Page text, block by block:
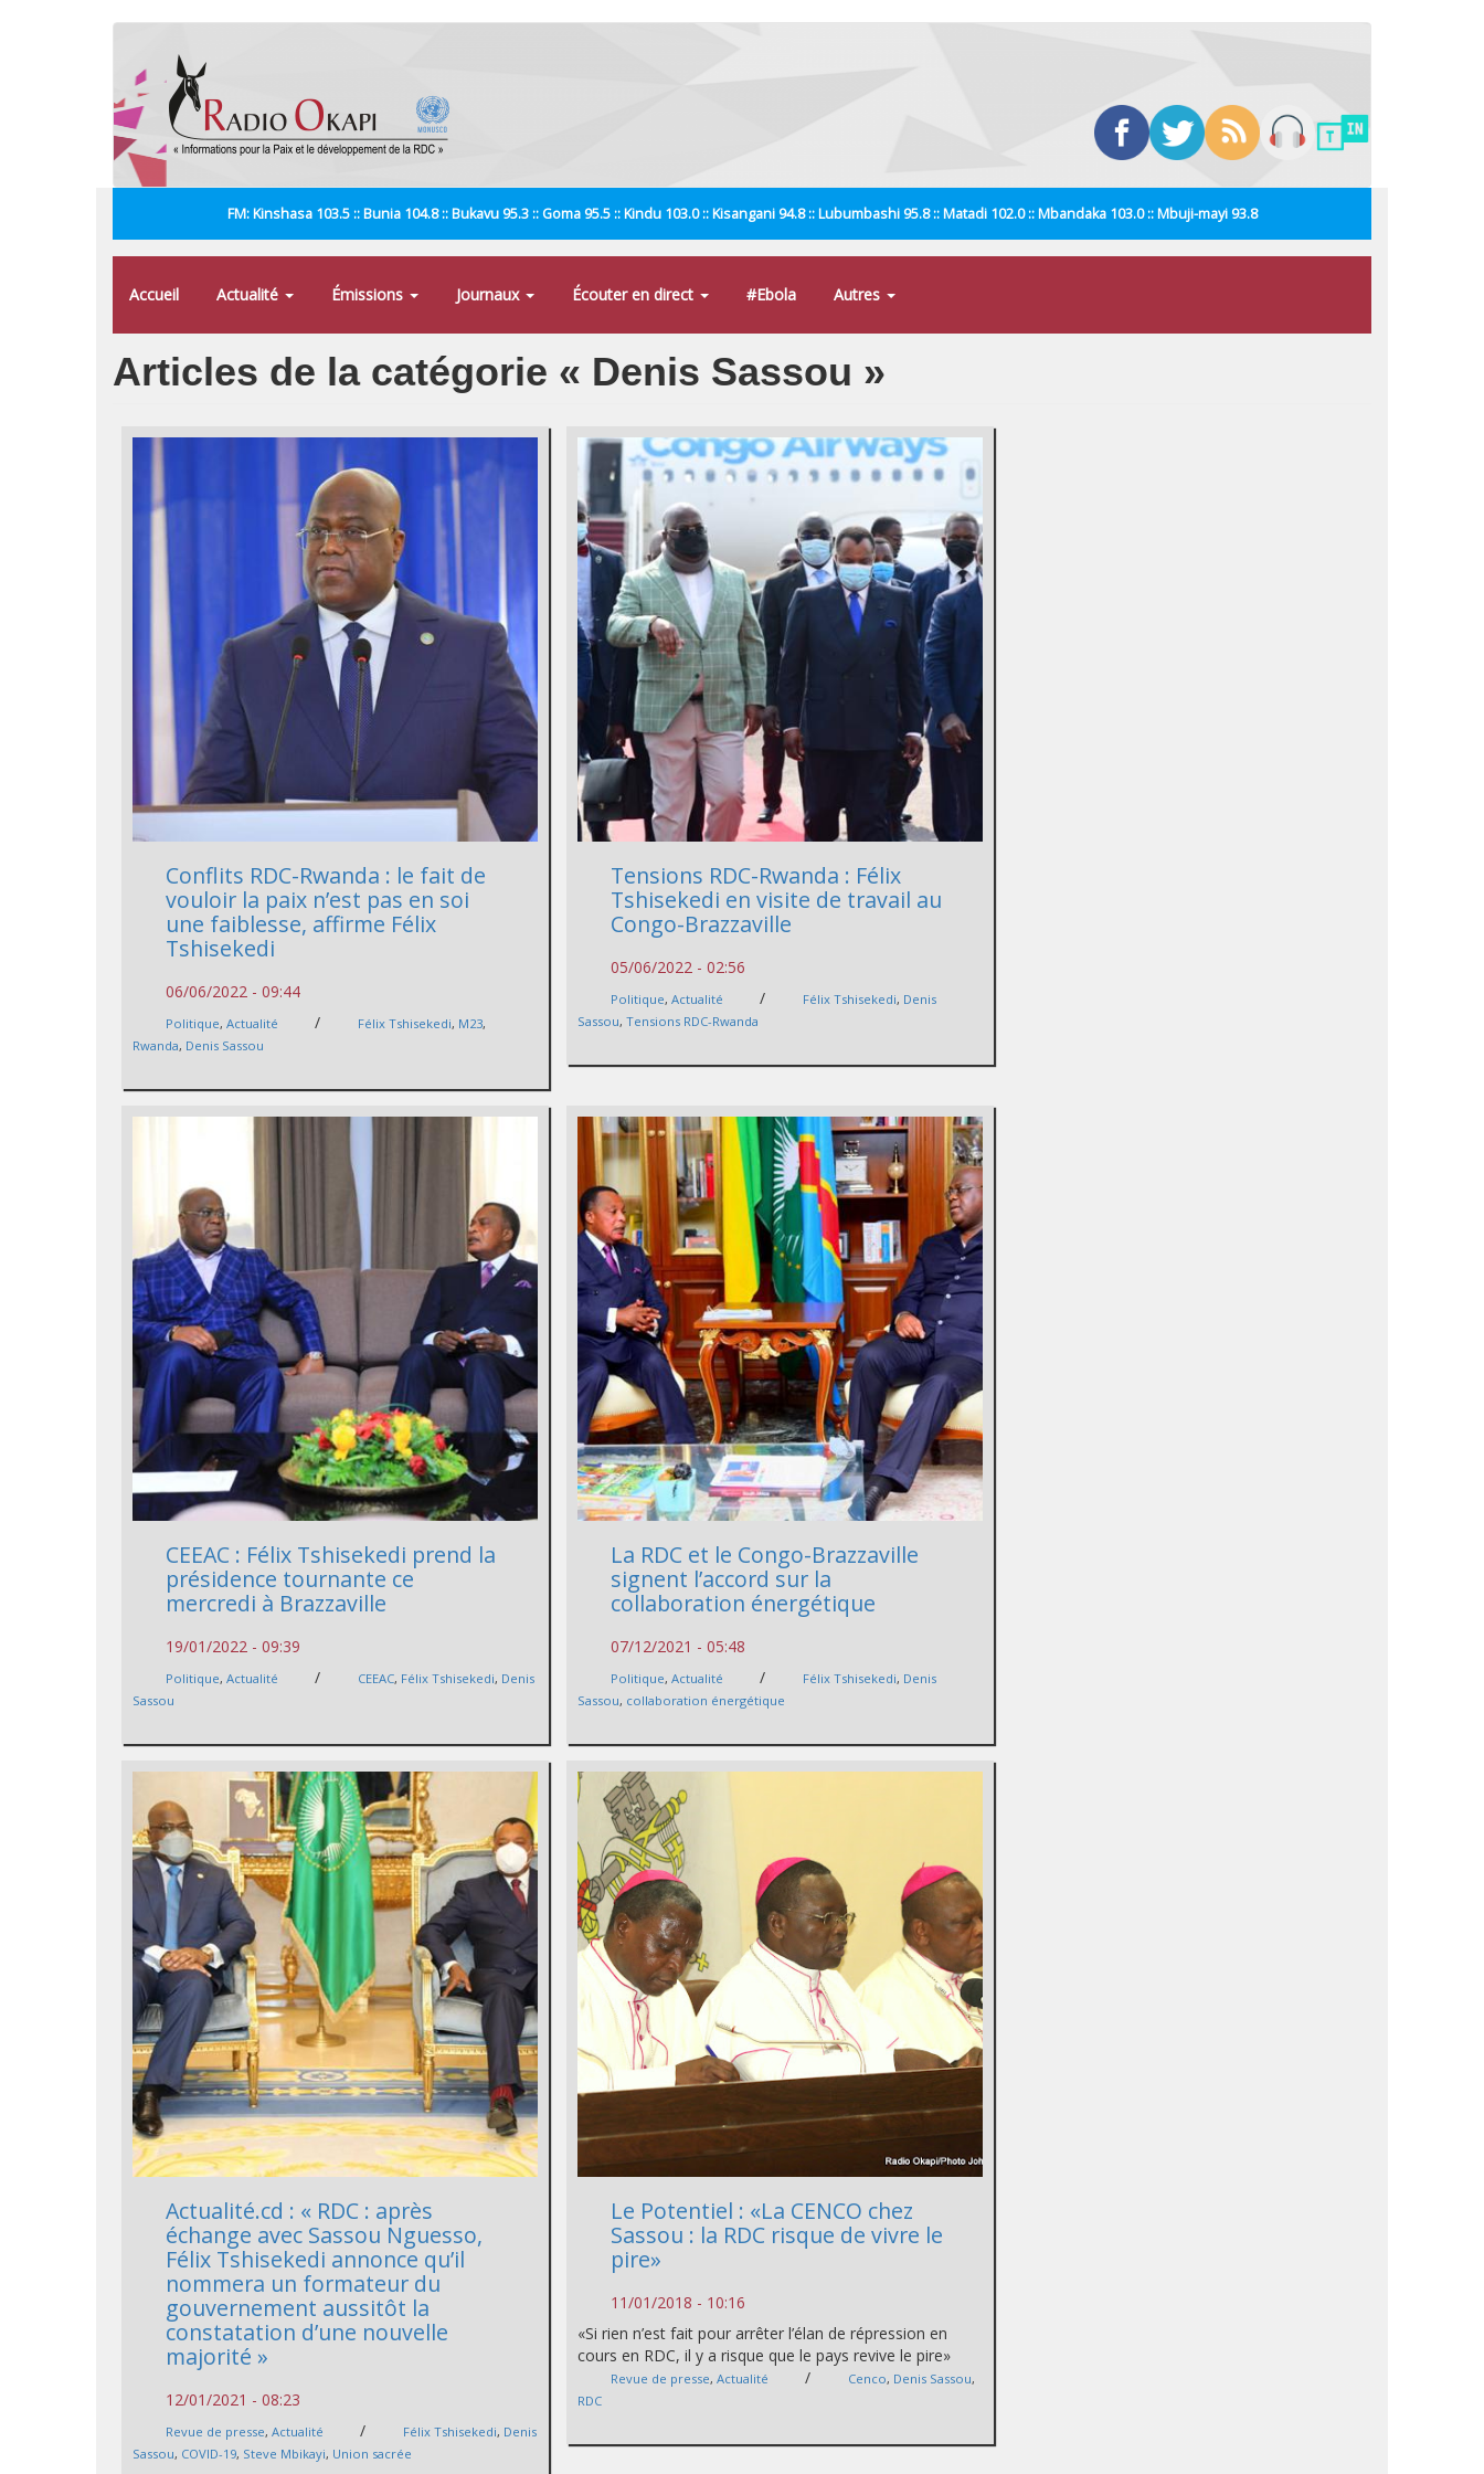
FM: Kinshasa 103.5 :: Bunia 104.8 :: Bukavu 95.3 :: Goma 95.5 :: Kindu 103.0 :: Kisangani 94.8 :: Lubumbashi 95.8 :: Matadi 102.0 :: Mbandaka 103.0 :: Mbuji-mayi 93.8
Accueil Actualité Émissions Journaux Écouter en direct #Ebola Autres
Articles de la catégorie « Denis Sassou »
Conflits RDC-Rwanda : le fait de
vouloir la paix n’est pas en soi
une faiblesse, affirme Félix
Tshisekedi
06/06/2022 - 09:44
Politique,Actualité / Félix Tshisekedi, M23,
Rwanda, Denis Sassou
Tensions RDC-Rwanda : Félix
Tshisekedi en visite de travail au
Congo-Brazzaville
05/06/2022 - 02:56
Politique,Actualité / Félix Tshisekedi, Denis
Sassou,Tensions RDC-Rwanda
CEEAC : Félix Tshisekedi prend la
présidence tournante ce
mercredi à Brazzaville
19/01/2022 - 09:39
Politique,Actualité / CEEAC, Félix Tshisekedi, Denis
Sassou
La RDC et le Congo-Brazzaville
signent l’accord sur la
collaboration énergétique
07/12/2021 - 05:48
Politique,Actualité / Félix Tshisekedi, Denis
Sassou, collaboration énergétique
Actualité.cd : « RDC : après
échange avec Sassou Nguesso,
Félix Tshisekedi annonce qu’il
nommera un formateur du
gouvernement aussitôt la
constatation d’une nouvelle
majorité »
12/01/2021 - 08:23
Revue de presse,Actualité / Félix Tshisekedi, Denis
Sassou, COVID-19, Steve Mbikayi, Union sacrée
Le Potentiel : «La CENCO chez
Sassou : la RDC risque de vivre le
pire»
11/01/2018 - 10:16
«Si rien n’est fait pour arrêter l’élan de répression en
cours en RDC, il y a risque que le pays revive le pire»
Revue de presse,Actualité / Cenco, Denis Sassou,
RDC